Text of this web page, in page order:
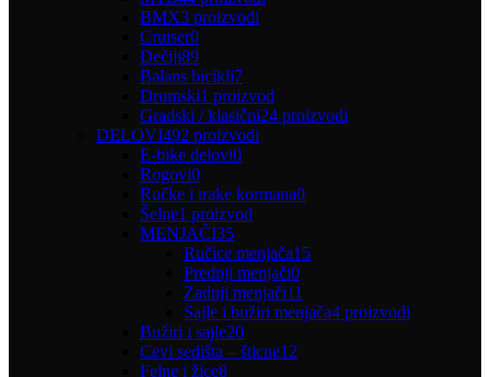
BMX3 proizvodi
Cruiser0
Dečiji89
Balans bicikli7
Drumski1 proizvod
Gradski / klasični24 proizvodi
DELOVI492 proizvodi
E-bike delovi0
Rogovi0
Ručke i trake kormana0
Šelne1 proizvod
MENJAČI35
Ručice menjača15
Prednji menjači0
Zadnji menjači11
Sajle i bužiri menjača4 proizvodi
Bužiri i sajle20
Cevi sedišta – šticne12
Felne i žice8